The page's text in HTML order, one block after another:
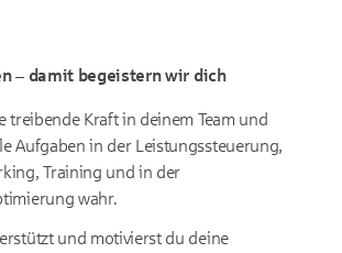
– damit begeistern wir dich
treibende Kraft in deinem Team und
Aufgaben in der Leistungssteuerung,
Training und in der
wahr.
und motivierst du deine